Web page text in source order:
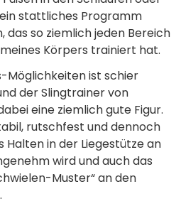
stattliches Programm
das so ziemlich jeden Bereich
Körpers trainiert hat.
Möglichkeiten ist schier
der Slingtrainer von
eine ziemlich gute Figur.
rutschfest und dennoch
Halten in der Liegestütze an
wird und auch das
Muster“ an den